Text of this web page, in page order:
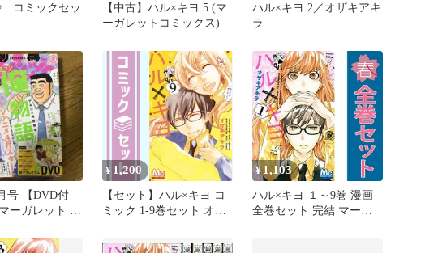
コミックセッ
【中古】ハル×キヨ 5 (マ
ーガレットコミックス)
ハル×キヨ 2／オザキアキ
ラ
号 【DVD付
ーガレット 別
¥ 1,200
【セット】ハル×キヨ コ
ミック 1-9巻セット オザ
¥ 1,103
ハル×キヨ １～9巻 漫画
全巻セット 完結 マーガ